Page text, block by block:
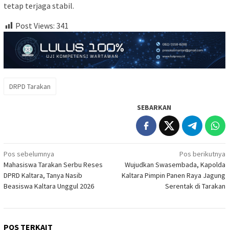
tetap terjaga stabil.
Post Views: 341
DRPD Tarakan
SEBARKAN
Navigasi
pos
Pos sebelumnya
Mahasiswa Tarakan Serbu Reses
DPRD Kaltara, Tanya Nasib
Beasiswa Kaltara Unggul 2026
Pos berikutnya
Wujudkan Swasembada, Kapolda
Kaltara Pimpin Panen Raya Jagung
Serentak di Tarakan
POS TERKAIT